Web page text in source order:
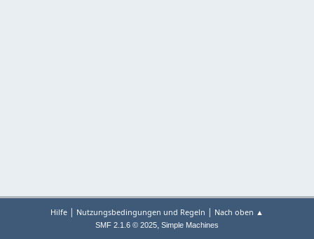
Hilfe | Nutzungsbedingungen und Regeln | Nach oben ▲
SMF 2.1.6 © 2025, Simple Machines